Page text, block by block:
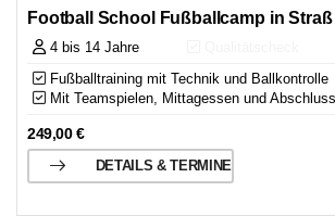
Football School Fußballcamp in Straß
4 bis 14 Jahre
Fußballtraining mit Technik und Ballkontrolle
Mit Teamspielen, Mittagessen und
249,00€
DETAILS & TERMINE